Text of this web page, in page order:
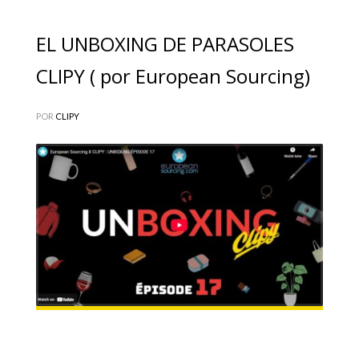
EL UNBOXING DE PARASOLES
CLIPY ( por European Sourcing)
POR CLIPY